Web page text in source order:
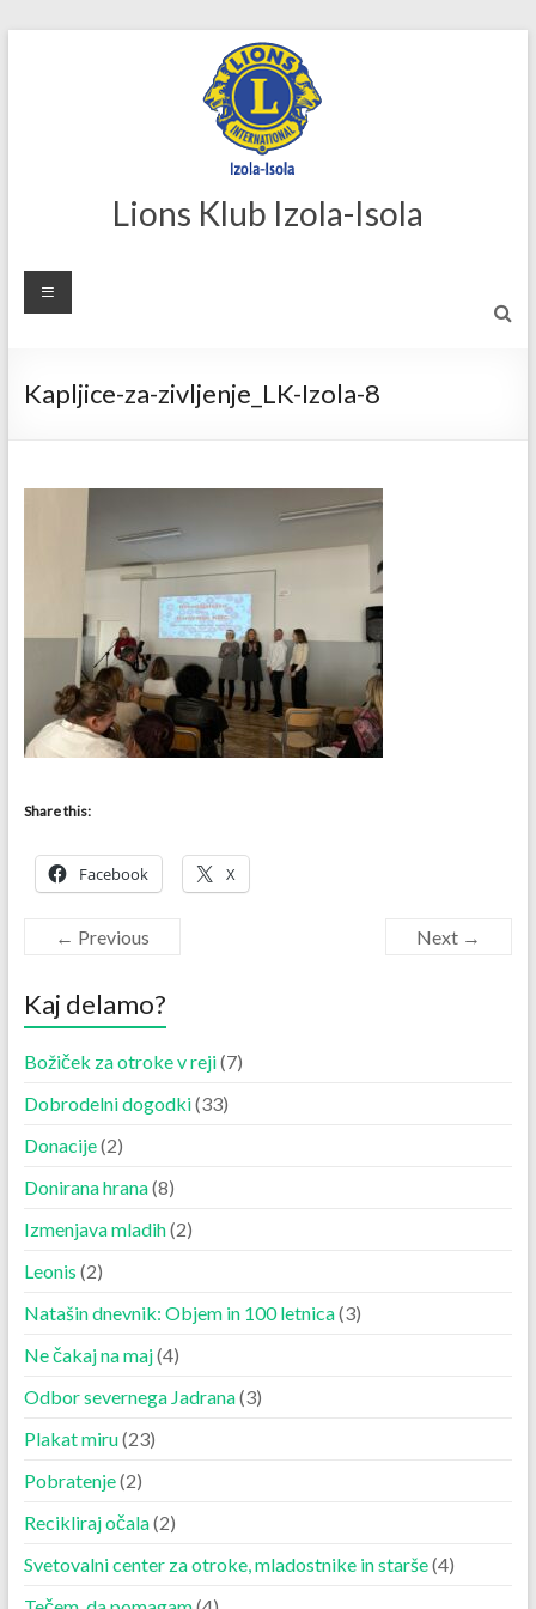
Lions Klub Izola-Isola
Kapljice-za-zivljenje_LK-Izola-8
Share this:
Facebook X
← Previous Next →
Kaj delamo?
Božiček za otroke v reji(7)
Dobrodelni dogodki(33)
Donacije(2)
Donirana hrana(8)
Izmenjava mladih(2)
Leonis (2)
Natašin dnevnik: Objem in 100 letnica(3)
Ne čakaj na maj(4)
Odbor severnega Jadrana(3)
Plakat miru(23)
Pobratenje(2)
Recikliraj očala(2)
Svetovalni center za otroke, mladostnike in starše(4)